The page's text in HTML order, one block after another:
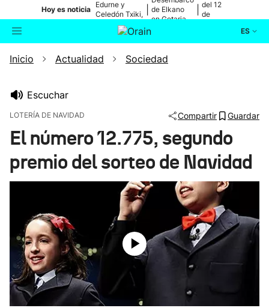
Hoy es noticia
Edurne y
Celedón Txiki,
en directo
de Elkano
en Getaria
del 12
de
ES
Buscador Actualidad
Ikusmiran
Eguraldia
Inicio Actualidad Sociedad
Escuchar
LOTERÍA DE NAVIDAD Compartir Guardar
El número 12.775, segundo
premio del sorteo de Navidad